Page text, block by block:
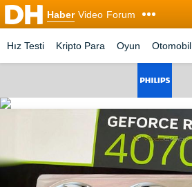
Haber Video Forum
Hız Testi Kripto Para Oyun Otomobil